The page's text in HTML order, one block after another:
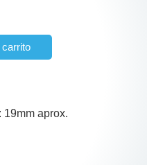
19mm aprox.